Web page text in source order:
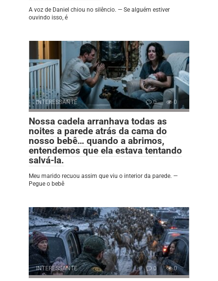
A voz de Daniel chiou no silêncio. — Se alguém estiver
ouvindo isso, é
INTERESSANTE 0 0
Nossa cadela arranhava todas as
noites a parede atrás da cama do
nosso bebê… quando a abrimos,
entendemos que ela estava tentando
salvá-la.
Meu marido recuou assim que viu o interior da parede. —
Pegue o bebê
INTERESSANTE 0 0